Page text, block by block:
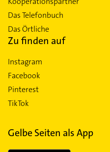
Das Telefonbuch
Das Örtliche
Zu finden auf
Instagram
Facebook
Pinterest
TikTok
Gelbe Seiten als App